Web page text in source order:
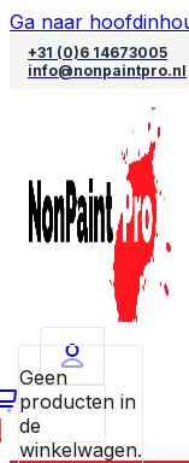
Ga naar
+31 (0)6 14673005
info@nonpaintpro.nl
Geen
producten in
de
winkelwagen.